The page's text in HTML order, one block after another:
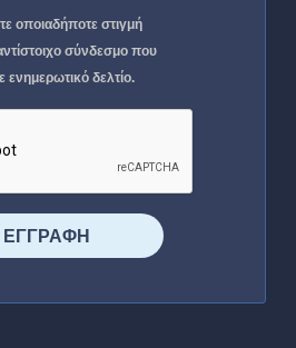
οποιαδήποτε στιγμή
σύνδεσμο που
ενημερωτικό δελτίο.